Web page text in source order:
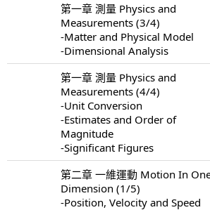
第一章 測量 Physics and
Measurements (3/4)
-Matter and Physical Model
-Dimensional Analysis
第一章 測量 Physics and
Measurements (4/4)
-Unit Conversion
-Estimates and Order of
Magnitude
-Significant Figures
第二章 一維運動 Motion In
Dimension (1/5)
-Position, Velocity and Speed